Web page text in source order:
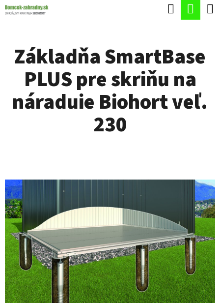
Prejsť
Hľadať
Základňa SmartBase
PLUS pre skriňu na
náraduie Biohort veľ.
230
K
P
O
B
U
J
E
T
E
N
Á